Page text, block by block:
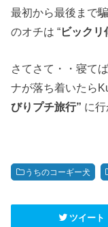
最初から最後まで
のオチは “ビックリ
さてさて・・寝て
ナが落ち着いたら
びりプチ旅行” に行
うちのコーギー犬
ツイート